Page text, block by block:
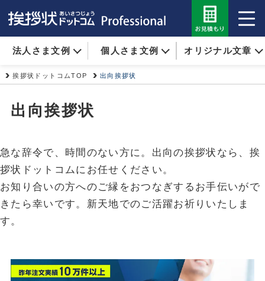
挨拶状ドットコムTOP 出向挨拶状
出向挨拶状
急な辞令で、時間のない方に。出向の挨拶状なら、挨
拶状ドットコムにお任せください。
お知り合いの方へのご縁をおつなぎするお手伝いがで
きたら幸いです。新天地でのご活躍お祈りいたしま
す。
法人さま文例 個人さま文例 オリジナル文章